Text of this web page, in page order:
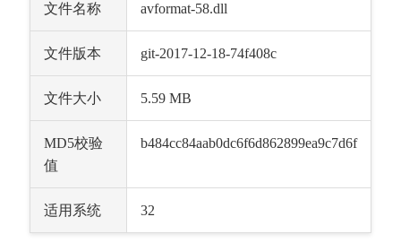
文件名称 avformat-58.dll
文件版本 git-2017-12-18-74f408c
文件大小 5.59 MB
MD5校验
值
b484cc84aab0dc6f6d862899ea9c7d6f
适用系统 32